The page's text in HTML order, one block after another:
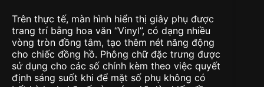
Trên thực tế, màn hình hiển thị giây phụ được
trang trí bằng hoa văn “Vinyl”, có dạng nhiều
vòng tròn đồng tâm, tạo thêm nét năng động
cho chiếc đồng hồ. Phông chữ đặc trưng được
sử dụng cho các số chính kèm theo việc quyết
định sáng suốt khi để mặt số phụ không có